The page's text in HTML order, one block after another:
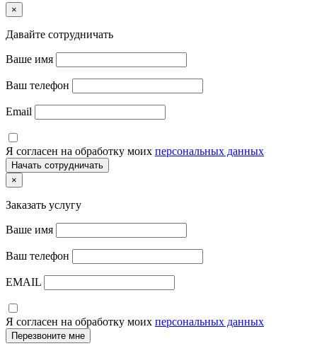
×
Давайте сотрудничать
Ваше имя
Ваш телефон
Email
Я согласен на обработку моих персональных данных
×
Заказать услугу
Ваше имя
Ваш телефон
EMAIL
Я согласен на обработку моих персональных данных